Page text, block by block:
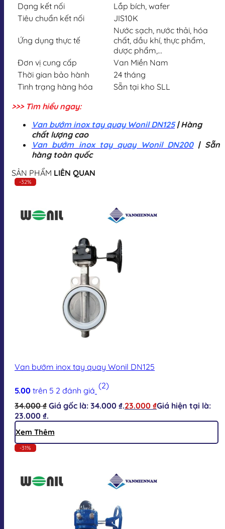
Dạng kết nối
Lắp bích, wafer
Tiêu chuẩn kết nối
JIS10K
Ứng dụng thực tế
Nước sạch, nước thải, hóa
chất, dầu khí, thực phẩm,
dược phẩm,…
Đơn vị cung cấp
Van Miền Nam
Thời gian bảo hành
24 tháng
Tình trạng hàng hóa
Sẵn tại kho SLL
>>> Tìm hiểu ngay:
Van bướm inox tay quay Wonil DN125| Hàng
chất lượng cao
Van bướm inox tay quay Wonil DN200| Sẵn
hàng toàn quốc
SẢN PHẨM LIÊN QUAN
-32%
Van bướm inox tay quay Wonil DN125
5.00 trên 5 2 đánh giá (2)
34.000₫ Giá gốc là: 34.000 ₫.23.000 ₫Giá hiện tại là:
23.000 ₫.
Xem Thêm
-31%